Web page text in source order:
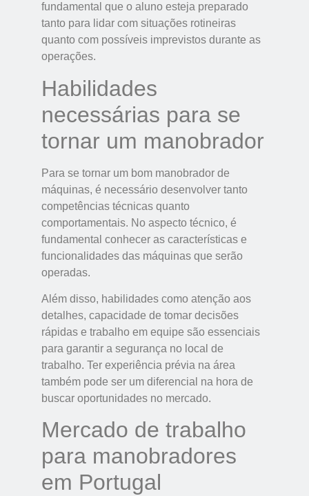
fundamental que o aluno esteja preparado
tanto para lidar com situações rotineiras
quanto com possíveis imprevistos durante as
operações.
Habilidades
necessárias para se
tornar um manobrador
Para se tornar um bom manobrador de
máquinas, é necessário desenvolver tanto
competências técnicas quanto
comportamentais. No aspecto técnico, é
fundamental conhecer as características e
funcionalidades das máquinas que serão
operadas.
Além disso, habilidades como atenção aos
detalhes, capacidade de tomar decisões
rápidas e trabalho em equipe são essenciais
para garantir a segurança no local de
trabalho. Ter experiência prévia na área
também pode ser um diferencial na hora de
buscar oportunidades no mercado.
Mercado de trabalho
para manobradores
em Portugal